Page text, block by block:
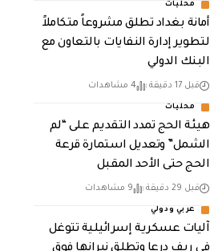
محليات
أمانة بغداد تطلق مشروعاً متكاملاً
لتطوير إدارة النفايات بالتعاون مع
البنك الدولي
قبل 17 دقيقة 4 مشاهدات
محليات
هيئة الحج تمدد التقديم على “لم
الشمل” وتعديل استمارة قرعة
الحج حتى الأحد المقبل
قبل 29 دقيقة 9 مشاهدات
عربي ودولي
آليات عسكرية إسرائيلية تتوغل